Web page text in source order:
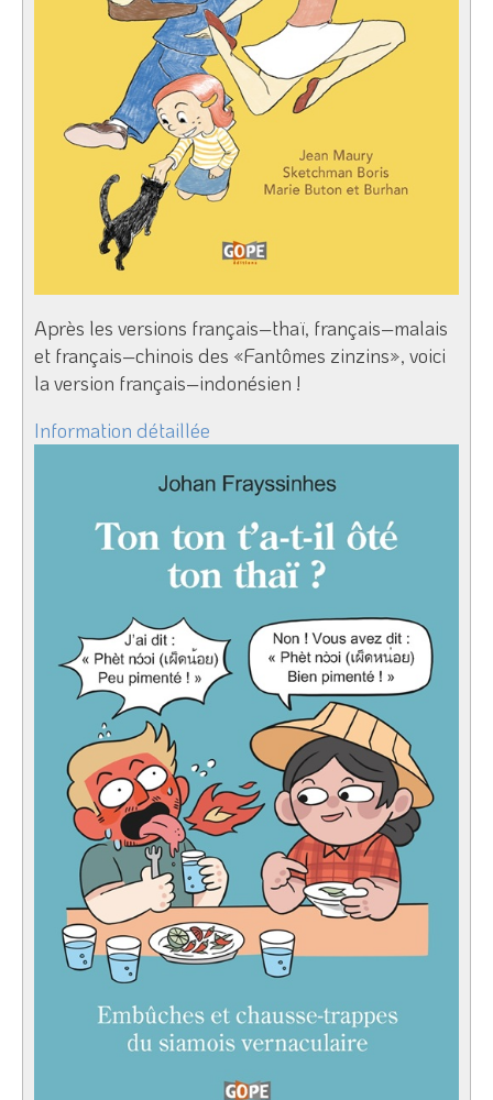
Après les versions français–thaï, français–malais
et français–chinois des «Fantômes zinzins», voici
la version français–indonésien !
Information détaillée